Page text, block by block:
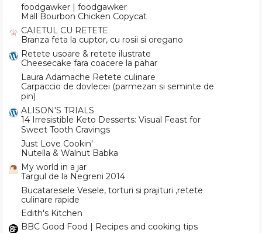
foodgawker | foodgawker
Mall Bourbon Chicken Copycat
CAIETUL CU RETETE
Branza feta la cuptor, cu rosii si oregano
Retete usoare & retete ilustrate
Cheesecake fara coacere la pahar
Laura Adamache Retete culinare
Carpaccio de dovlecei (parmezan si seminte de
pin)
ALISON'S TRIALS
14 Irresistible Keto Desserts: Visual Feast for
Sweet Tooth Cravings
Just Love Cookin'
Nutella & Walnut Babka
My world in a jar
Targul de la Negreni 2014
Bucataresele Vesele, torturi si prajituri ,retete
culinare rapide
Edith's Kitchen
BBC Good Food | Recipes and cooking tips